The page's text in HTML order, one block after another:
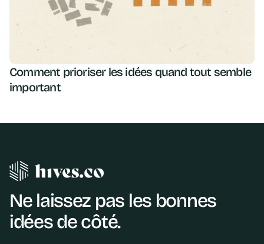
Comment prioriser les idées quand tout semble
important
Ne laissez pas les bonnes
idées de côté.